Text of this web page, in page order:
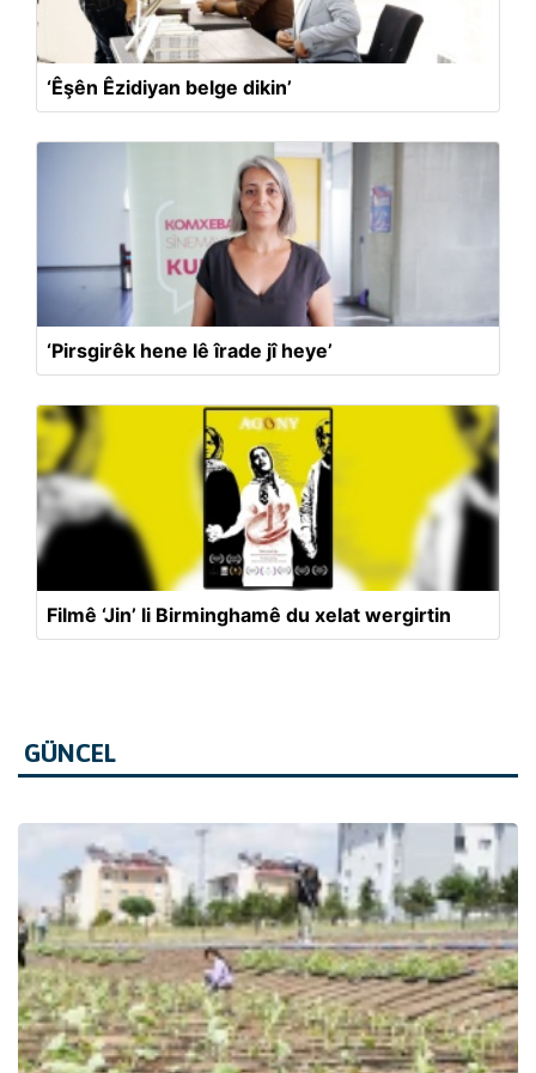
‘Êşên Êzidiyan belge dikin’
‘Pirsgirêk hene lê îrade jî heye’
Filmê ‘Jin’ li Birminghamê du xelat wergirtin
GÜNCEL